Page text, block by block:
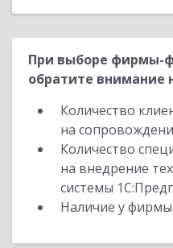
При выборе фирмы-
обратите внимание
Количество
на
Количество
на внедрение
системы
Наличие у фирмы